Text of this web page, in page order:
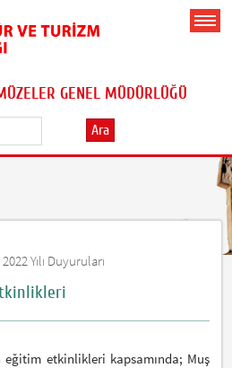
GENEL MÜDÜRLÜĞÜ
Ara
2022 Yılı Duyuruları
eğitim etkinlikleri kapsamında; Muş